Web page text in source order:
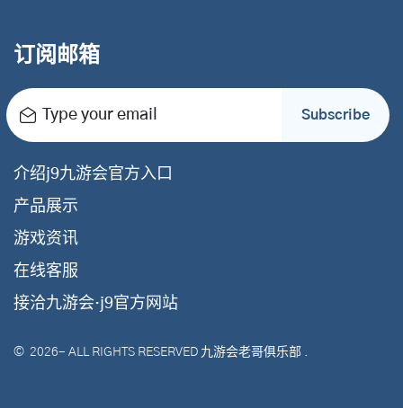
订阅邮箱
Type your email Subscribe
介绍j9九游会官方入口
产品展示
游戏资讯
在线客服
接洽九游会·j9官方网站
© 2026- ALL RIGHTS RESERVED 九游会老哥俱乐部